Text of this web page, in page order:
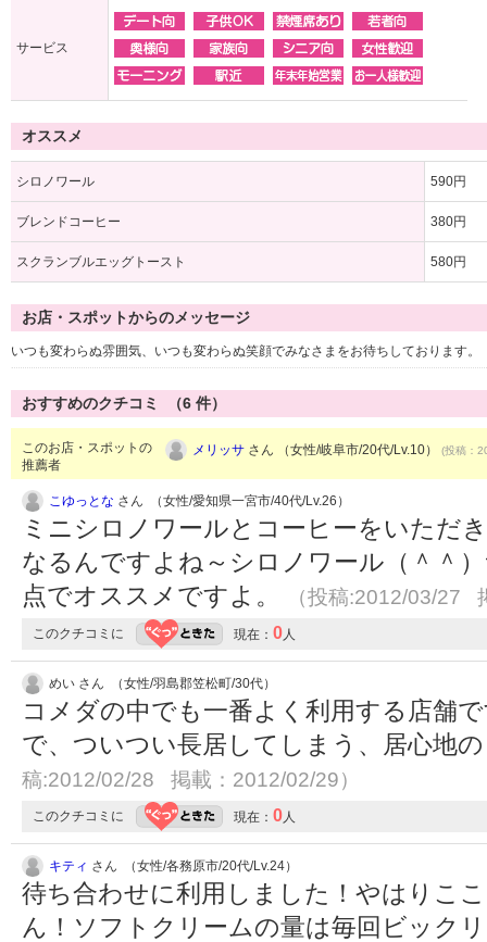
サービス
オススメ
シロノワール 590円
ブレンドコーヒー 380円
スクランブルエッグトースト 580円
お店・スポットからのメッセージ
いつも変わらぬ雰囲気、いつも変わらぬ笑顔でみなさまをお待ちしております。
おすすめのクチコミ （6 件）
このお店・スポットの
推薦者
メリッサ さん （女性/岐阜市/20代/Lv.10） (投稿：
こゆっとな さん （女性/愛知県一宮市/40代/Lv.26）
ミニシロノワールとコーヒーをいただ
なるんですよね～シロノワール（＾＾
点でオススメですよ。
（投稿:2012/03/27
このクチコミに 現在： 0人
めい さん （女性/羽島郡笠松町/30代）
コメダの中でも一番よく利用する店舗
で、ついつい長居してしまう、居心地
稿:2012/02/28 掲載：2012/02/29）
このクチコミに 現在： 0人
キティ さん （女性/各務原市/20代/Lv.24）
待ち合わせに利用しました！やはりこ
ん！ソフトクリームの量は毎回ビック